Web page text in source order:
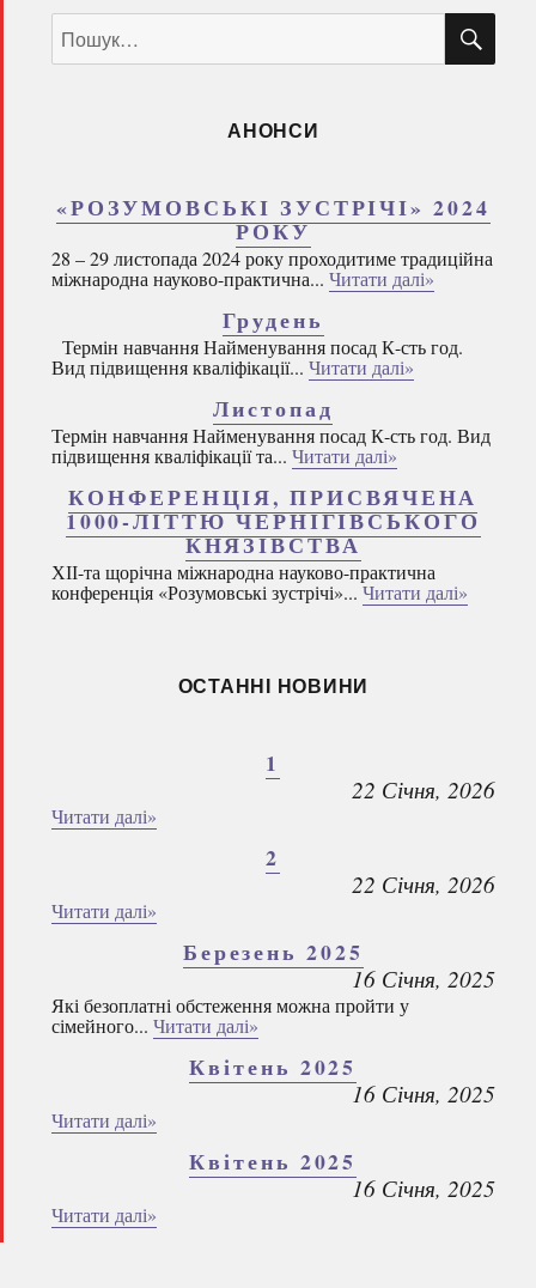
за
запитом:
АНОНСИ
«РОЗУМОВСЬКІ ЗУСТРІЧІ» 2024
РОКУ
28 – 29 листопада 2024 року проходитиме традиційна
міжнародна науково-практична... Читати далі»
Грудень
Термін навчання Найменування посад К-сть год.
Вид підвищення кваліфікації... Читати далі»
Листопад
Термін навчання Найменування посад К-сть год. Вид
підвищення кваліфікації та... Читати далі»
КОНФЕРЕНЦІЯ, ПРИСВЯЧЕНА
1000-ЛІТТЮ ЧЕРНІГІВСЬКОГО
КНЯЗІВСТВА
ХІІ-та щорічна міжнародна науково-практична
конференція «Розумовські зустрічі»... Читати далі»
ОСТАННІ НОВИНИ
1
22 Січня, 2026
Читати далі»
2
22 Січня, 2026
Читати далі»
Березень 2025
16 Січня, 2025
Які безоплатні обстеження можна пройти у
сімейного... Читати далі»
Квітень 2025
16 Січня, 2025
Читати далі»
Квітень 2025
16 Січня, 2025
Читати далі»